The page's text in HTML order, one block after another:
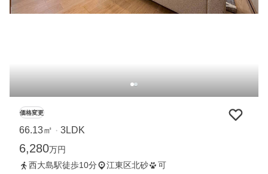
価格変更
66.13㎡ ・ 3LDK
6,280万円
西大島駅徒歩10分
江東区北砂 可